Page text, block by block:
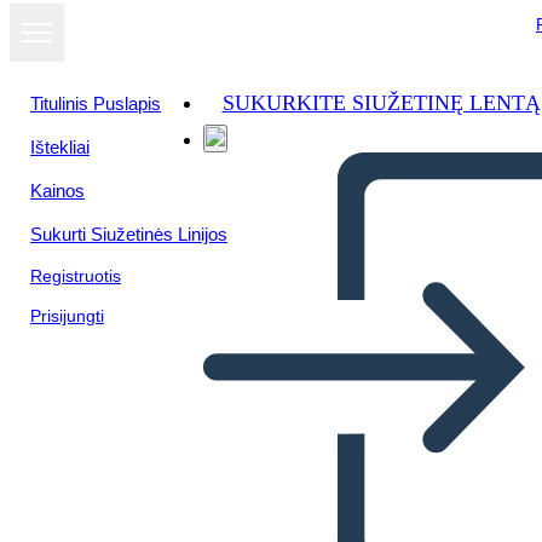
Titulinis Puslapis
Ištekliai
Kainos
Sukurti Siužetinės Linijos
Registruotis
Prisijungti
SUKURKITE SIUŽETINĘ LENTĄ